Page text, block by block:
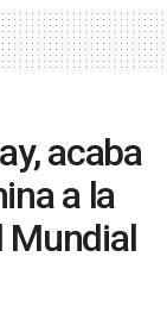
acaba
a la
Mundial